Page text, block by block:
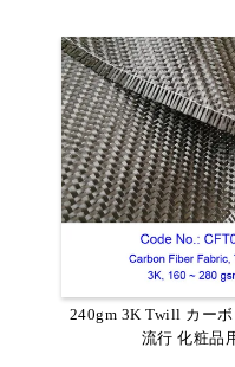
240gm 3K Twill カー
流行 化粧品
装飾のための編まれた
維の生地/黒のケブラー